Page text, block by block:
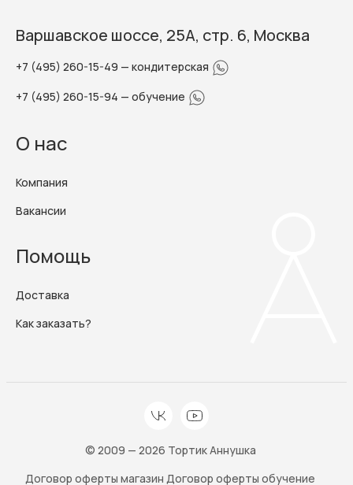
Варшавское шоссе, 25А, стр. 6, Москва
+7 (495) 260-15-49 — кондитерская
+7 (495) 260-15-94 — обучение
О нас
Компания
Вакансии
Помощь
Доставка
Как заказать?
© 2009 — 2026 Тортик Аннушка
Договор оферты магазин Договор оферты обучение